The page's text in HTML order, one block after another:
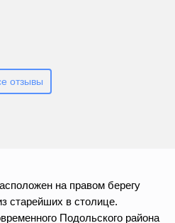
отзывы
на правом берегу
старейших в столице.
Подольского района